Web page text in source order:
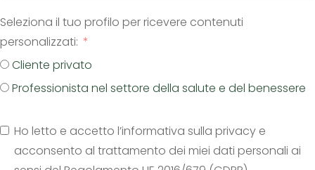
Seleziona il tuo profilo per ricevere contenuti
personalizzati:
Cliente privato
Professionista nel settore della salute e del benessere
Ho letto e accetto l’informativa sulla privacy e
acconsento al trattamento dei miei dati personali ai